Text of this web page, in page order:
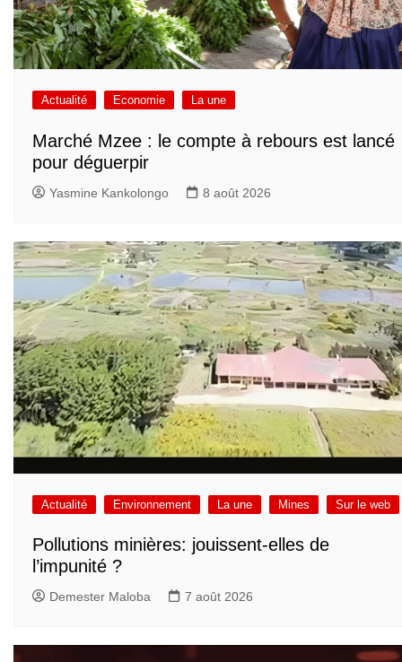
Actualité Economie La une
Marché Mzee : le compte à rebours est lancé
pour déguerpir
Yasmine Kankolongo 8 août 2026
Actualité Environnement La une Mines Sur le web
Pollutions minières: jouissent-elles de
l’impunité ?
Demester Maloba 7 août 2026